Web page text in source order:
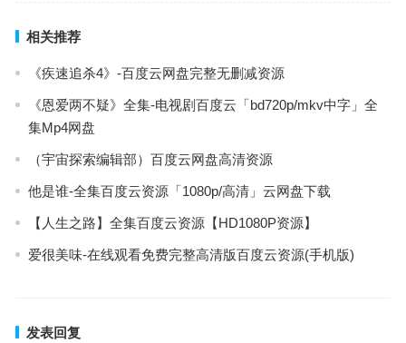
相关推荐
《疾速追杀4》-百度云网盘完整无删减资源
《恩爱两不疑》全集-电视剧百度云「bd720p/mkv中字」全
集Mp4网盘
（宇宙探索编辑部）百度云网盘高清资源
他是谁-全集百度云资源「1080p/高清」云网盘下载
【人生之路】全集百度云资源【HD1080P资源】
爱很美味-在线观看免费完整高清版百度云资源(手机版)
发表回复